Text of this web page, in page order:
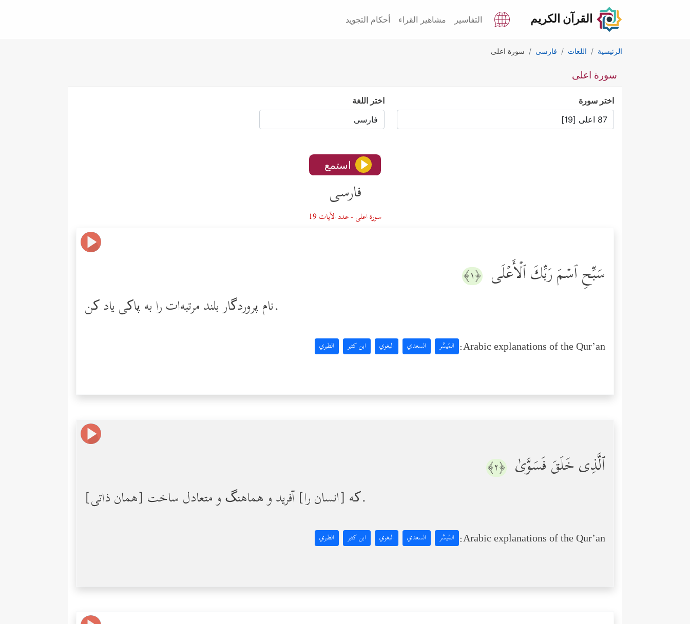
القرآن الكريم التفاسير مشاهير القراء أحكام التجويد
الرئيسية اللغات فارسى سورة اعلى
سورة اعلى
اختر سورة اختر اللغة
استمع
فارسى
سورة اعلى - عدد الآيات 19
سَبِّحِ ٱسۡمَ رَبِّكَ ٱلۡأَعۡلَى ﴿١﴾
نام پروردگار بلند مرتبه‌ات را به پاکی یاد کن.
Arabic explanations of the Qur’an: المُيسَّر السعدي البغوي ابن كثير الطبري
ٱلَّذِی خَلَقَ فَسَوَّىٰ ﴿٢﴾
[همان ذاتی] که [انسان را] آفرید و هماهنگ و متعادل ساخت.
Arabic explanations of the Qur’an: المُيسَّر السعدي البغوي ابن كثير الطبري